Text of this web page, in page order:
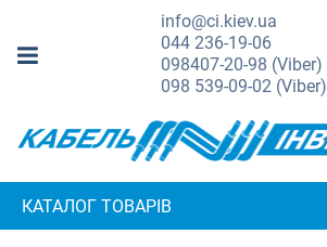
info@ci.kiev.ua
044236-19-06
098407-20-98 (Viber)
098 539-09-02 (Viber)
КАТАЛОГ ТОВАРІВ